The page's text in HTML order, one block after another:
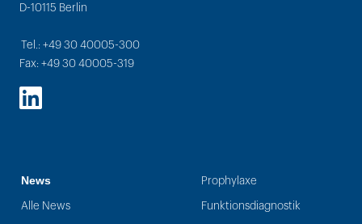
D-10115 Berlin
Tel.: +49 30 40005-300
Fax: +49 30 40005-319
LinkedIn
News
Alle News
Prophylaxe
Funktionsdiagnostik